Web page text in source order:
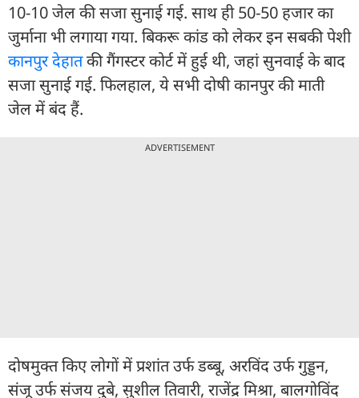
10-10 जेल की सजा सुनाई गई. साथ ही 50-50 हजार का
जुर्माना भी लगाया गया. बिकरू कांड को लेकर इन सबकी पेशी
कानपुर देहातकी गैंगस्टर कोर्ट में हुई थी, जहां सुनवाई के बाद
सजा सुनाई गई. फिलहाल, ये सभी दोषी कानपुर की माती
जेल में बंद हैं.
ADVERTISEMENT
दोषमुक्त किए लोगों में प्रशांत उर्फ डब्बू, अरविंद उर्फ गुड्डन,
संजू उर्फ संजय दुबे, सुशील तिवारी, राजेंद्र मिश्रा, बालगोविंद